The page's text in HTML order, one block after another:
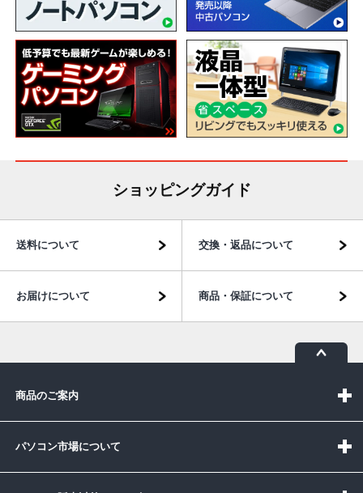
ショッピングガイド
送料について 交換・返品について
お届けについて 商品・保証について
商品のご案内
パソコン市場について